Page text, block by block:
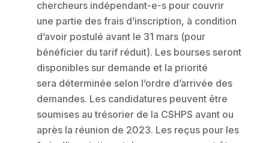
chercheurs indépendant-e-s pour couvrir
une partie des frais d’inscription, à condition
d’avoir postulé avant le 31 mars (pour
bénéficier du tarif réduit). Les bourses seront
disponibles sur demande et la priorité
sera déterminée selon l’ordre d’arrivée des
demandes. Les candidatures peuvent être
soumises au trésorier de la CSHPS avant ou
après la réunion de 2023. Les reçus pour les